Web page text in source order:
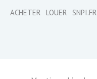
ACHETER LOUER SNPI.FR